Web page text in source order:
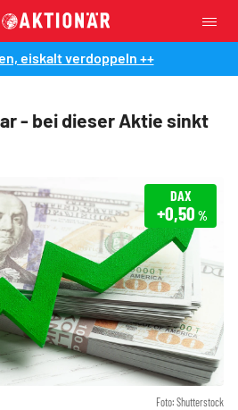
eiskalt verdoppeln ++
- bei dieser Aktie sinkt
Foto: Shutterstock
DAX
+0,50 %